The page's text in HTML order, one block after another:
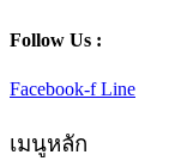
Follow Us :
Facebook-f Line
เมนูหลัก